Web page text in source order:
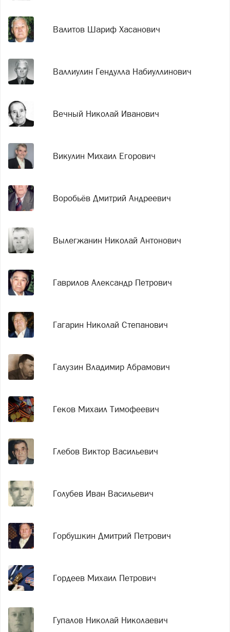
Валитов Шариф Хасанович
Валлиулин Гендулла Набиуллинович
Вечный Николай Иванович
Викулин Михаил Егорович
Воробьёв Дмитрий Андреевич
Вылегжанин Николай Антонович
Гаврилов Александр Петрович
Гагарин Николай Степанович
Галузин Владимир Абрамович
Геков Михаил Тимофеевич
Глебов Виктор Васильевич
Голубев Иван Васильевич
Горбушкин Дмитрий Петрович
Гордеев Михаил Петрович
Гупалов Николай Николаевич